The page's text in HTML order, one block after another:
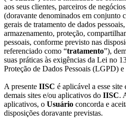
aos seus clientes, parceiros de
(doravante denominados em conjunto
gerais de tratamento de dados
armazenamento, proteção,
pessoais, conforme previsto nas
referenciado como “tratamento”),
suas práticas às exigências da Lei no
Proteção de Dados Pessoais (LGPD)
A presente IISC é aplicável a esse
demais sites e/ou aplicativos do IISC.
aplicativos, o Usuário concorda e
disposições doravante previstas.